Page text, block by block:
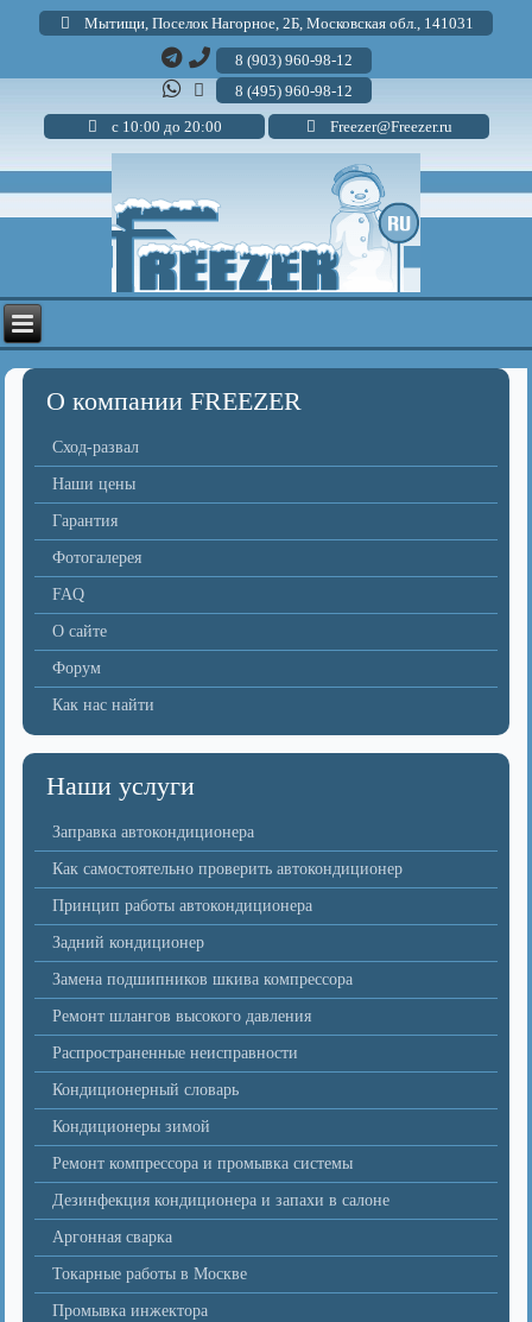
Мытищи, Поселок Нагорное, 2Б, Московская обл., 141031
8 (903) 960-98-12
8 (495) 960-98-12
с 10:00 до 20:00 Freezer@Freezer.ru
О компании FREEZER
Сход-развал
Наши цены
Гарантия
Фотогалерея
FAQ
О сайте
Форум
Как нас найти
Наши услуги
Заправка автокондиционера
Как самостоятельно проверить автокондиционер
Принцип работы автокондиционера
Задний кондиционер
Замена подшипников шкива компрессора
Ремонт шлангов высокого давления
Распространенные неисправности
Кондиционерный словарь
Кондиционеры зимой
Ремонт компрессора и промывка системы
Дезинфекция кондиционера и запахи в салоне
Аргонная сварка
Токарные работы в Москве
Промывка инжектора